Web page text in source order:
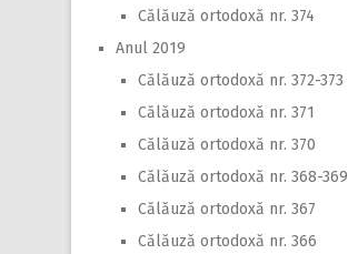
Călăuză ortodoxă nr. 374
Anul 2019
Călăuză ortodoxă nr. 372-373
Călăuză ortodoxă nr. 371
Călăuză ortodoxă nr. 370
Călăuză ortodoxă nr. 368-369
Călăuză ortodoxă nr. 367
Călăuză ortodoxă nr. 366